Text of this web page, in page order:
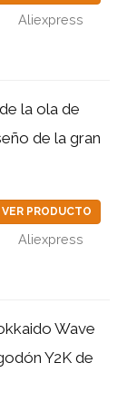
Aliexpress
la ola de
de la gran
VER PRODUCTO
Aliexpress
Wave
Y2K de